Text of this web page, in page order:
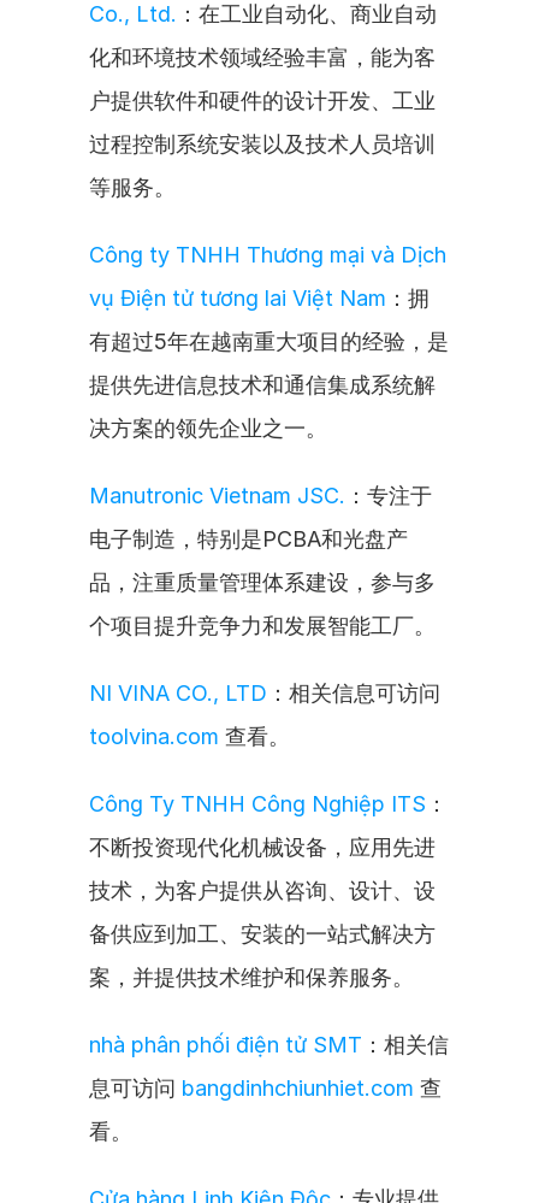
Co., Ltd. ：在工业自动化、商业自动
化和环境技术领域经验丰富，能为客
户提供软件和硬件的设计开发、工业
过程控制系统安装以及技术人员培训
等服务。
Công ty TNHH Thương mại và Dịch
vụ Điện tử tương lai Việt Nam ：拥
有超过5年在越南重大项目的经验，是
提供先进信息技术和通信集成系统解
决方案的领先企业之一。
Manutronic Vietnam JSC. ：专注于
电子制造，特别是PCBA和光盘产
品，注重质量管理体系建设，参与多
个项目提升竞争力和发展智能工厂。
NI VINA CO., LTD
toolvina.com 查看。
Công Ty TNHH Công Nghiệp ITS ：
不断投资现代化机械设备，应用先进
技术，为客户提供从咨询、设计、设
备供应到加工、安装的一站式解决方
案，并提供技术维护和保养服务。
nhà phân phối điện tử SMT ：相关信
息可访问 bangdinhchiunhiet.com 查
看。